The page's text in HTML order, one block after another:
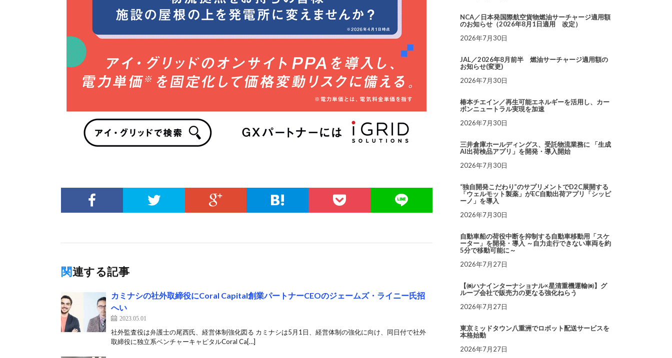
関連する記事
カミナシの社外取締役にCoral Capital創業パートナーCEOのジェームズ・ライニー氏招
へい
2023.05.01
社外監査役は弁護士の尾西氏、経営体制強化図る カミナシは5月1日、経営体制の強化に向け、同日付で社外
取締役に独立系ベンチャーキャピタルCoral Ca[…]
NCA／日本発国際航空貨物燃油サーチャージ適用額
のお知らせ（2026年8月1日適用 改定）
2026年7月30日
JAL／2026年8月前半 燃油サーチャージ適用額の
お知らせ(変更)
2026年7月30日
椿本チエイン／再生可能エネルギーを活用し、カー
ボンニュートラル実現を加速
2026年7月30日
三井倉庫ホールディングス、受託物流業務に 「生成
AI出荷検品アプリ」を開発・導入開始
2026年7月30日
“独自開発こだわり”のサプリメントでD2C展開する
「ウェルモット製薬」がEC自動出荷アプリ「シッピ
ーノ」を導入
2026年7月30日
自動車船の荷役中断を抑制する自動車移動用「スケ
ーター」を開発・導入 ～自力走行できない車両を約
5分で移動可能に～
2026年7月27日
【㈱ハナインターナショナル×星清重機運輸㈱】グ
ループ会社で販売力の更なる強化ねらう
2026年7月27日
東京ミッドタウン八重洲でロボット配送サービスを
本格始動
2026年7月27日